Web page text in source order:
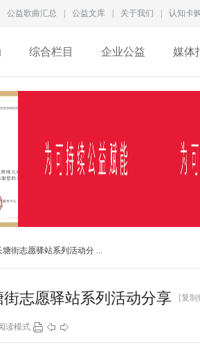
公益歌曲汇总 公益文库 关于我们 认知卡
综合栏目 企业公益 媒体
徐家良深度访谈：拆解新
91 0
街志愿驿站系列活动分 ...
志愿驿站系列活动分享 [复制
读模式